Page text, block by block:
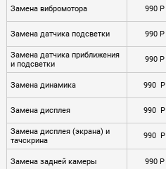
Замена вибромотора 990 P
Замена датчика подсветки 990 P
Замена датчика приближения
и подсветки
990 P
Замена динамика 990 P
Замена дисплея 990 P
Замена дисплея (экрана) и
тачскрина
990 P
Замена задней камеры 990 P